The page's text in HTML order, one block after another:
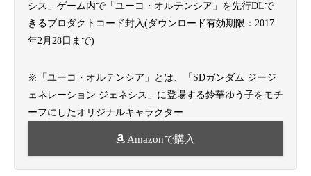
シス」ゲーム内で「ユーコ・オルテンシア」を先行DLで
きるプロダクトコード封入(ダウンロード有効期限：2017
年2月28日まで)
※「ユーコ・オルテンシア」とは、「SDガンダム ジージ
ェネレーション ジェネシス」に登場する鈴華ゆう子をモチ
ーフにしたオリジナルキャラクター
Amazonで購入